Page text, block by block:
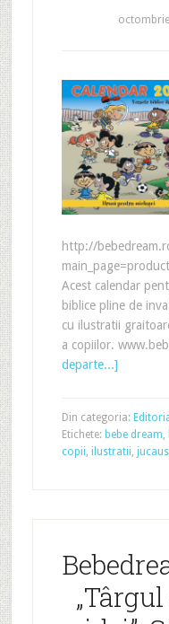
http://
Acest calendar
biblice pline de
cu ilustratii
a copiilor.
departe...]
Din categoria:
Etichete: bebe dream,
copii, ilustratii, jucaus